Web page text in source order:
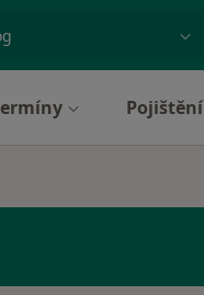
Pojištění